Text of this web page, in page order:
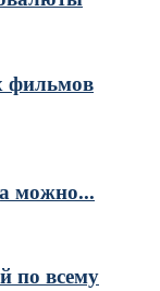
фильмов
можно...
по всему